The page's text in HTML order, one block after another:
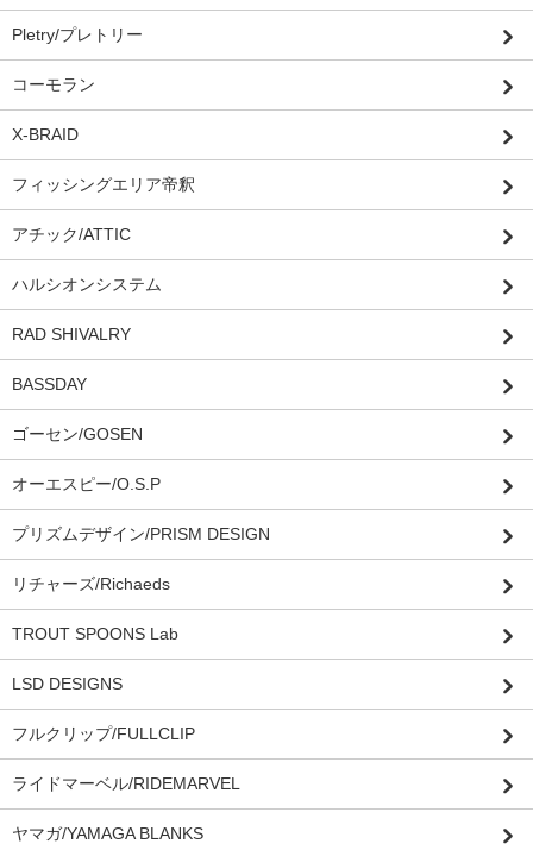
Pletry/プレトリー
コーモラン
X-BRAID
フィッシングエリア帝釈
アチック/ATTIC
ハルシオンシステム
RAD SHIVALRY
BASSDAY
ゴーセン/GOSEN
オーエスピー/O.S.P
プリズムデザイン/PRISM DESIGN
リチャーズ/Richaeds
TROUT SPOONS Lab
LSD DESIGNS
フルクリップ/FULLCLIP
ライドマーベル/RIDEMARVEL
ヤマガ/YAMAGA BLANKS